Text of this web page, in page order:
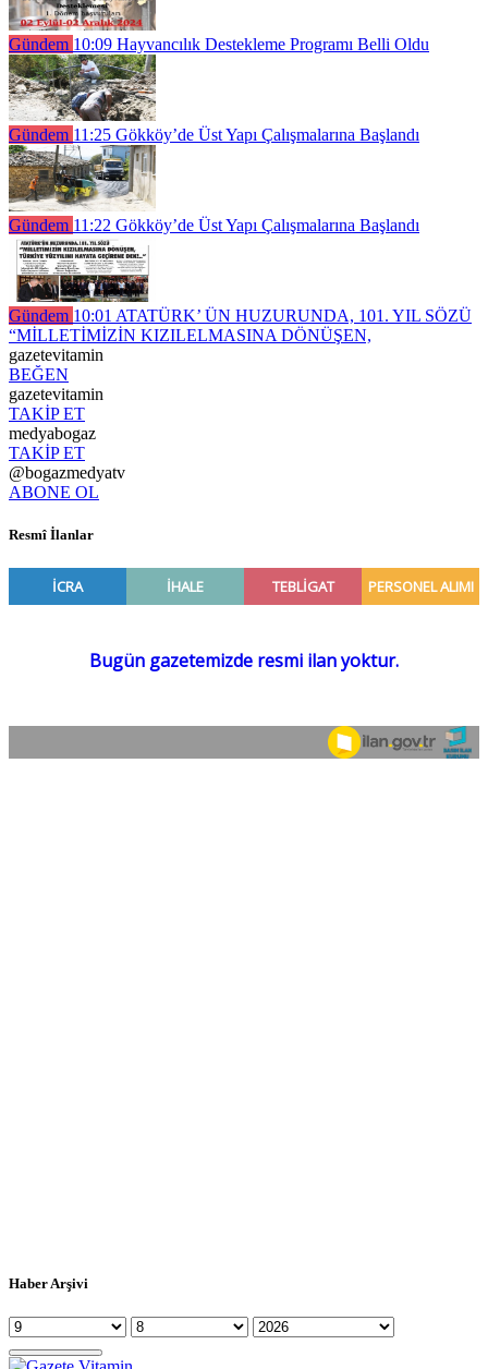
Gündem 10:09 Hayvancılık Destekleme Programı Belli Oldu
Gündem 11:25 Gökköy’de Üst Yapı Çalışmalarına Başlandı
Gündem 11:22 Gökköy’de Üst Yapı Çalışmalarına Başlandı
Gündem 10:01 ATATÜRK’ ÜN HUZURUNDA, 101. YIL SÖZÜ
“MİLLETİMİZİN KIZILELMASINA DÖNÜŞEN,
gazetevitamin
BEĞEN
gazetevitamin
TAKİP ET
medyabogaz
TAKİP ET
@bogazmedyatv
ABONE OL
Resmî İlanlar
Haber Arşivi